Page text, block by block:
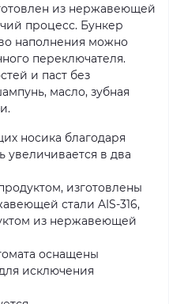
из нержавеющей
процесс. Бункер
наполнения можно
переключателя.
и паст без
масло, зубная
носика благодаря
увеличивается в два
изготовлены
стали AIS-316,
из нержавеющей
оснащены
исключения